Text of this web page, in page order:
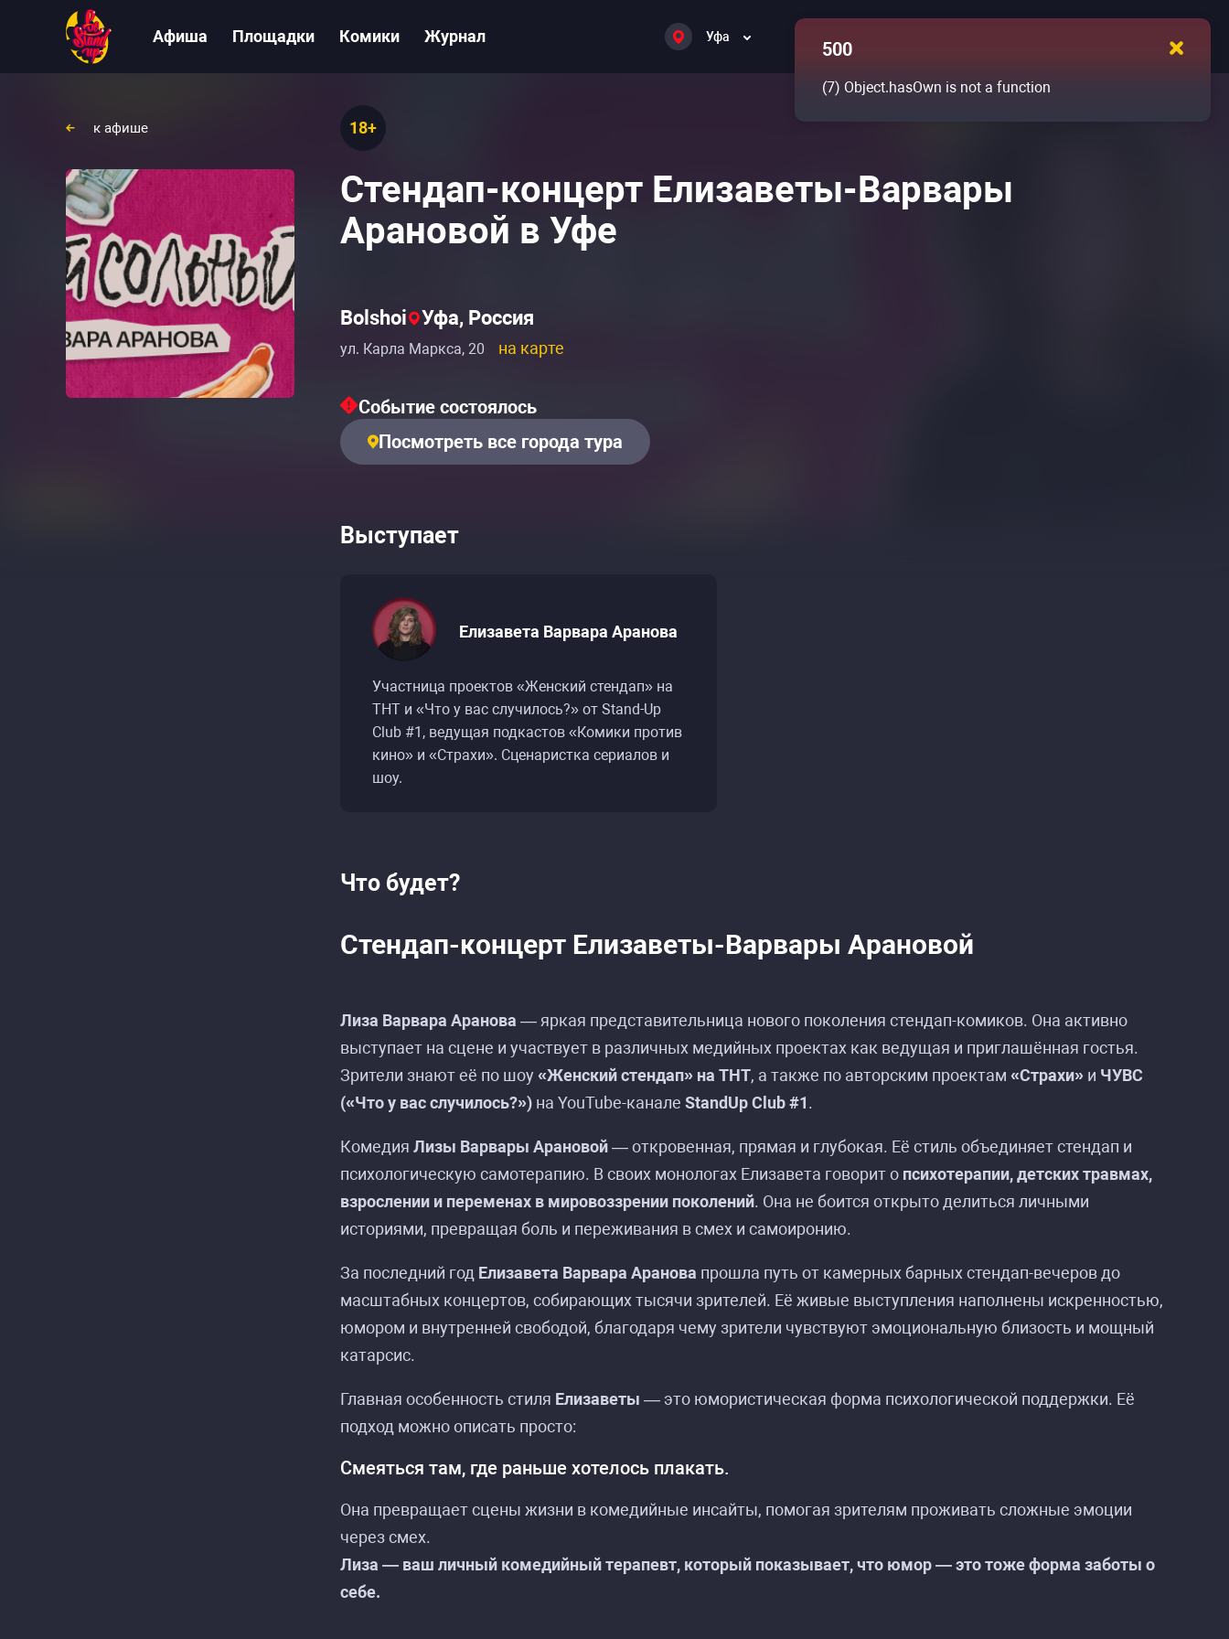
Афиша Площадки Комики Журнал Уфа
к афише 18+
Стендап-концерт Елизаветы-Варвары
Арановой в Уфе
Bolshoi Уфа, Россия
ул. Карла Маркса, 20 на карте
Событие состоялось
Посмотреть все города тура
Выступает
Елизавета Варвара Аранова
Участница проектов «Женский стендап» на
ТНТ и «Что у вас случилось?» от Stand-Up
Club #1, ведущая подкастов «Комики против
кино» и «Страхи». Сценаристка сериалов и
шоу.
Что будет?
Стендап-концерт Елизаветы-Варвары Арановой
Лиза Варвара Аранова — яркая представительница нового поколения стендап-комиков. Она активно
выступает на сцене и участвует в различных медийных проектах как ведущая и приглашённая гостья.
Зрители знают её по шоу «Женский стендап» на ТНТ, а также по авторским проектам «Страхи» и ЧУВС
(«Что у вас случилось?») на YouTube-канале StandUp Club #1.
Комедия Лизы Варвары Арановой— откровенная, прямая и глубокая. Её стиль объединяет стендап и
психологическую самотерапию. В своих монологах Елизавета говорит о психотерапии, детских травмах,
взрослении и переменах в мировоззрении поколений. Она не боится открыто делиться личными
историями, превращая боль и переживания в смех и самоиронию.
За последний год Елизавета Варвара Аранова прошла путь от камерных барных стендап-вечеров до
масштабных концертов, собирающих тысячи зрителей. Её живые выступления наполнены искренностью,
юмором и внутренней свободой, благодаря чему зрители чувствуют эмоциональную близость и мощный
катарсис.
Главная особенность стиля Елизаветы — это юмористическая форма психологической поддержки. Её
подход можно описать просто:
Смеяться там, где раньше хотелось плакать.
Она превращает сцены жизни в комедийные инсайты, помогая зрителям проживать сложные эмоции
через смех.
Лиза — ваш личный комедийный терапевт, который показывает, что юмор — это тоже форма заботы о
себе.
500
(7) Object.hasOwn is not a function
Расписание событий «Лиза Варвара Аранова: стендап»
Расписание событий «Лиза Варвара Аранова: стендап»